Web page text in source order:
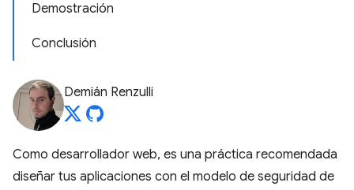
Demostración
Conclusión
Demián Renzulli
Como desarrollador web, es una práctica recomendada
diseñar tus aplicaciones con el modelo de seguridad de